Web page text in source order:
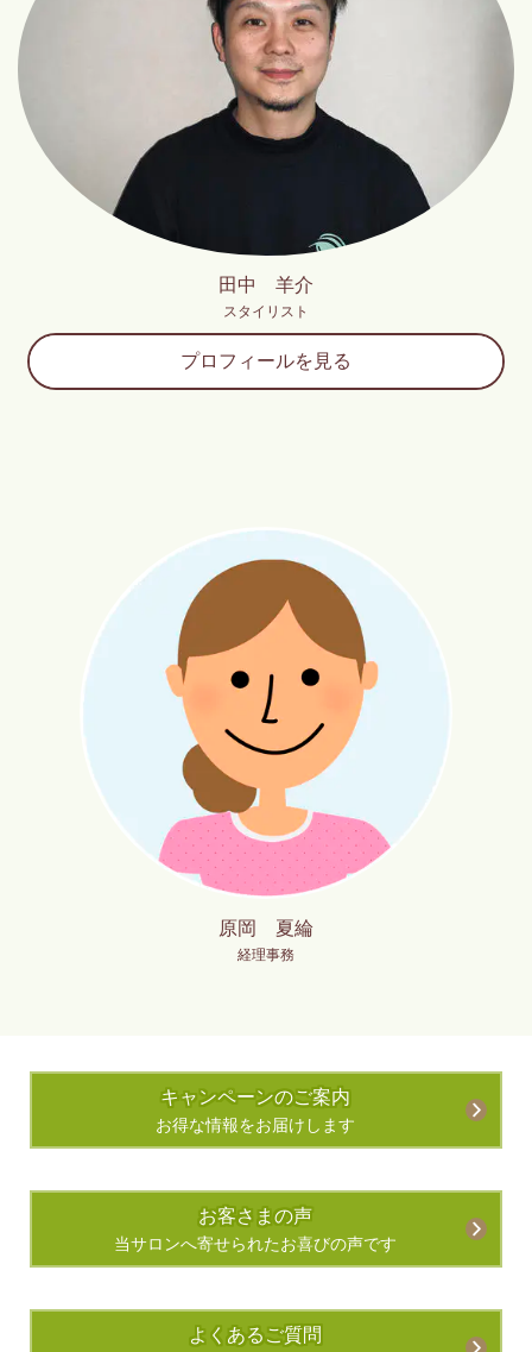
田中 羊介
スタイリスト
プロフィールを見る
原岡 夏綸
経理事務
キャンペーンのご案内
お得な情報をお届けします
お客さまの声
当サロンへ寄せられたお喜びの声です
よくあるご質問